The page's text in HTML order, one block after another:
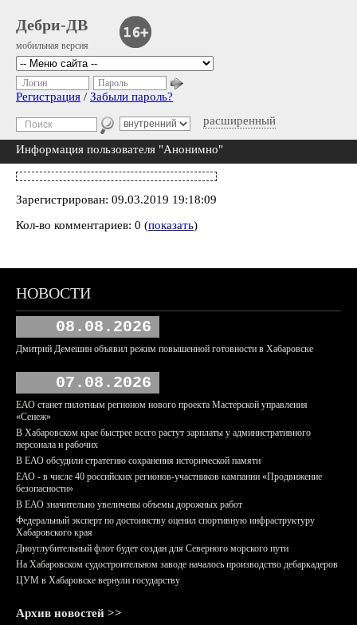
Дебри-ДВ
мобильная версия
расширенный
Логин Пароль
Регистрация / Забыли пароль?
Информация пользователя "Анонимно"
Зарегистрирован: 09.03.2019 19:18:09
Кол-во комментариев: 0 (показать)
НОВОСТИ
08.08.2026
Дмитрий Демешин объявил режим повышенной готовности в Хабаровске
07.08.2026
ЕАО станет пилотным регионом нового проекта Мастерской управления
«Сенеж»
В Хабаровском крае быстрее всего растут зарплаты у административного
персонала и рабочих
В ЕАО обсудили стратегию сохранения исторической памяти
ЕАО - в числе 40 российских регионов-участников кампании «Продвижение
безопасности»
В ЕАО значительно увеличены объемы дорожных работ
Федеральный эксперт по достоинству оценил спортивную инфраструктуру
Хабаровского края
Дноуглубительный флот будет создан для Северного морского пути
На Хабаровском судостроительном заводе началось производство дебаркадеров
ЦУМ в Хабаровске вернули государству
Архив новостей >>